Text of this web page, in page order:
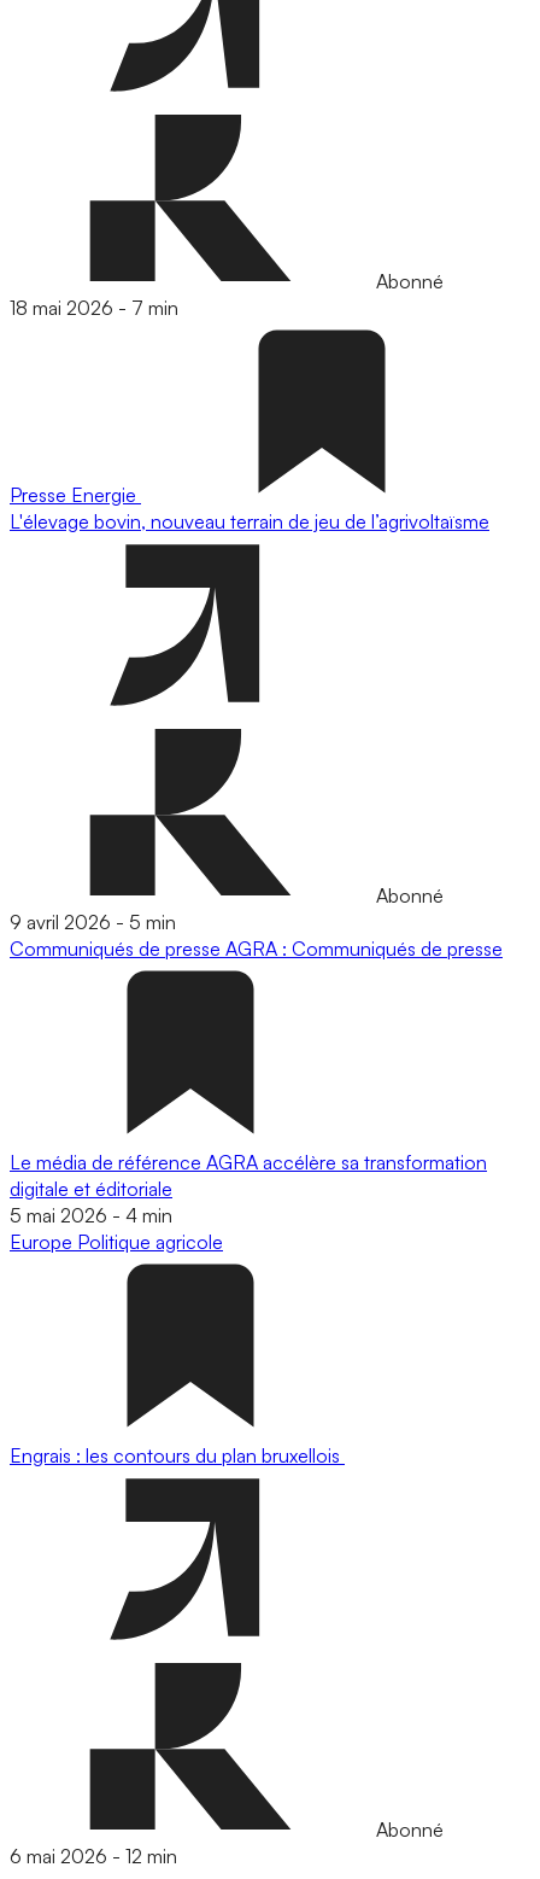
Abonné
18 mai 2026 - 7 min
Presse Energie
L'élevage bovin, nouveau terrain de jeu de l’agrivoltaïsme
Abonné
9 avril 2026 - 5 min
Communiqués de presse AGRA : Communiqués de presse
Le média de référence AGRA accélère sa transformation
digitale et éditoriale
5 mai 2026 - 4 min
Europe Politique agricole
Engrais : les contours du plan bruxellois
Abonné
6 mai 2026 - 12 min